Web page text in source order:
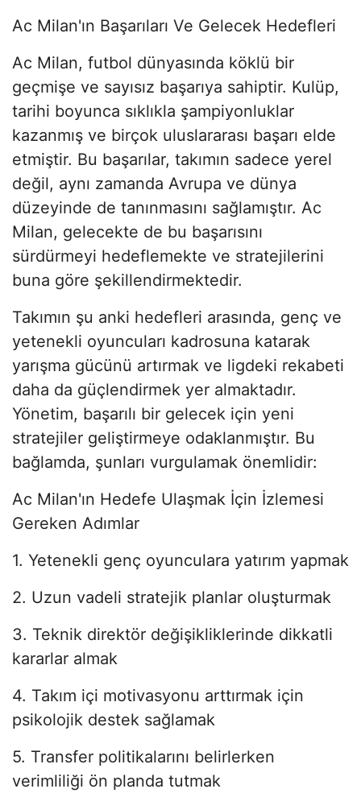
Ac Milan'ın Başarıları Ve Gelecek Hedefleri
Ac Milan, futbol dünyasında köklü bir
geçmişe ve sayısız başarıya sahiptir. Kulüp,
tarihi boyunca sıklıkla şampiyonluklar
kazanmış ve birçok uluslararası başarı elde
etmiştir. Bu başarılar, takımın sadece yerel
değil, aynı zamanda Avrupa ve dünya
düzeyinde de tanınmasını sağlamıştır. Ac
Milan, gelecekte de bu başarısını
sürdürmeyi hedeflemekte ve stratejilerini
buna göre şekillendirmektedir.
Takımın şu anki hedefleri arasında, genç ve
yetenekli oyuncuları kadrosuna katarak
yarışma gücünü artırmak ve ligdeki rekabeti
daha da güçlendirmek yer almaktadır.
Yönetim, başarılı bir gelecek için yeni
stratejiler geliştirmeye odaklanmıştır. Bu
bağlamda, şunları vurgulamak önemlidir:
Ac Milan'ın Hedefe Ulaşmak İçin İzlemesi
Gereken Adımlar
1. Yetenekli genç oyunculara yatırım yapmak
2. Uzun vadeli stratejik planlar oluşturmak
3. Teknik direktör değişikliklerinde dikkatli
kararlar almak
4. Takım içi motivasyonu arttırmak için
psikolojik destek sağlamak
5. Transfer politikalarını belirlerken
verimliliği ön planda tutmak